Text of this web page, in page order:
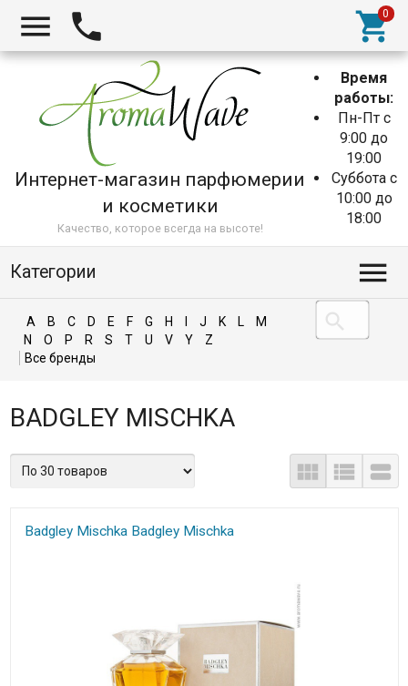
Интернет-магазин парфюмерии
и косметики
Качество, которое всегда на высоте!
Время
работы:
Пн-Пт с
9:00 до
19:00
Суббота с
10:00 до
18:00
Категории
A B C D E F G H J K L
M
N
O P R S T U V Y Z
BADGLEY MISCHKA
Badgley Mischka Badgley Mischka